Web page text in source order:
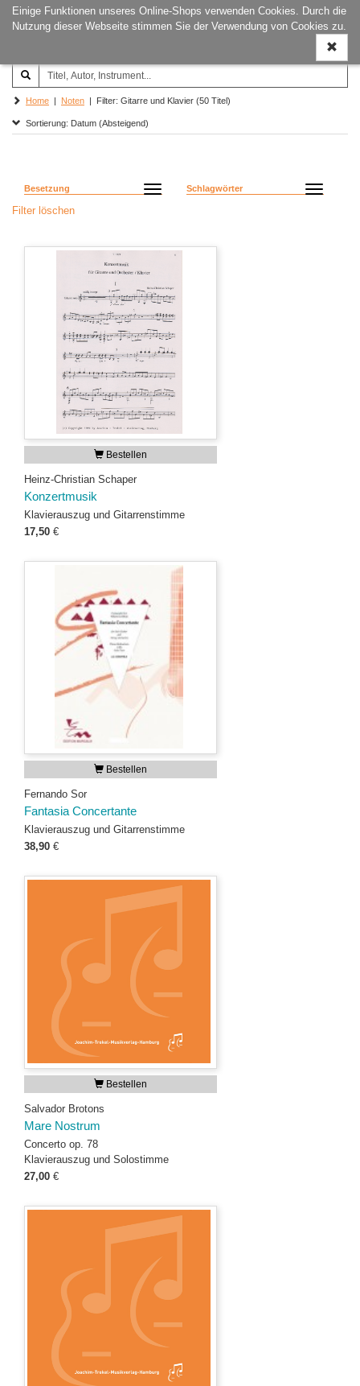
Einige Funktionen unseres Online-Shops verwenden Cookies. Durch die
Nutzung dieser Webseite stimmen Sie der Verwendung von Cookies zu.
ein-/
Joachim‐Trekel‐Musikverlag,
Hamburg
Home | Noten | Filter: Gitarre und Klavier (50 Titel)
Sortierung: Datum (Absteigend)
Besetzung Schlagwörter
Filter löschen
Bestellen
Heinz-Christian Schaper
Konzertmusik
Klavierauszug und Gitarrenstimme
17,50 €
Bestellen
Fernando Sor
Fantasia Concertante
Klavierauszug und Gitarrenstimme
38,90 €
Bestellen
Salvador Brotons
Mare Nostrum
Concerto op. 78
Klavierauszug und Solostimme
27,00 €